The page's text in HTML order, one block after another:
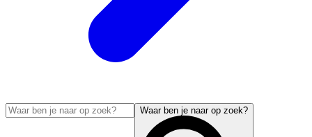
Waar ben je naar op zoek?